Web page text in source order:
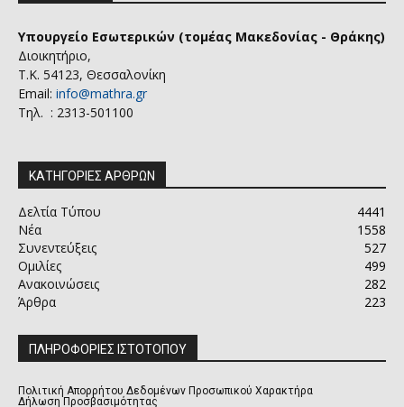
Υπουργείο Εσωτερικών (τομέας Μακεδονίας - Θράκης)
Διοικητήριο,
Τ.Κ. 54123, Θεσσαλονίκη
Email: info@mathra.gr
Τηλ. : 2313-501100
ΚΑΤΗΓΟΡΙΕΣ ΑΡΘΡΩΝ
Δελτία Τύπου
4441
Νέα
1558
Συνεντεύξεις
527
Ομιλίες
499
Ανακοινώσεις
282
Άρθρα
223
ΠΛΗΡΟΦΟΡΙΕΣ ΙΣΤΟΤΟΠΟΥ
Πολιτική Απορρήτου Δεδομένων Προσωπικού Χαρακτήρα
Δήλωση Προσβασιμότητας